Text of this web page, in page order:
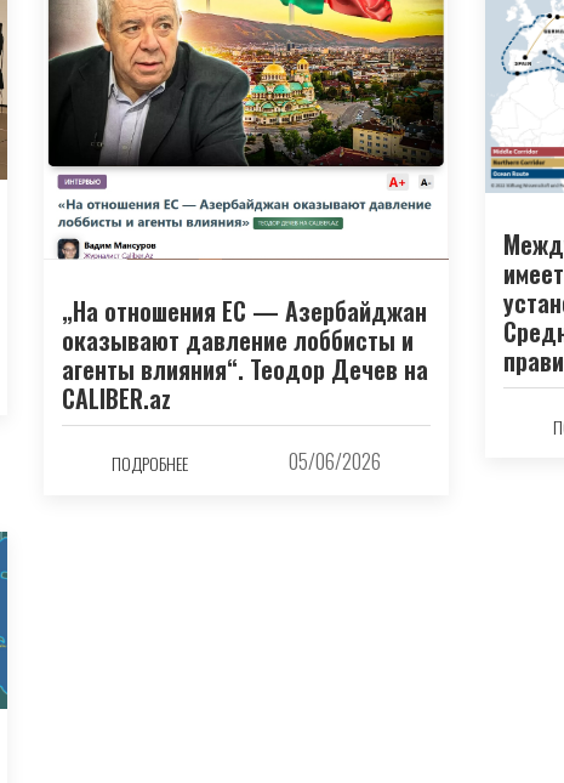
„На отношения ЕС — Азербайджан
оказывают давление лоббисты и
агенты влияния“. Теодор Дечев на
CALIBER.az
ПОДРОБНЕЕ 05/06/2026